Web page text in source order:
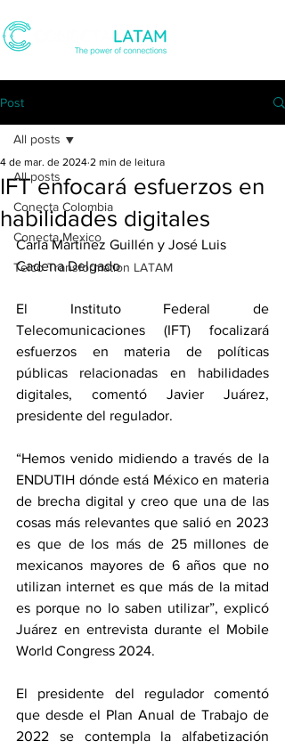
Post
All posts
Conecta Colombia
Conecta Mexico
Telco Transformation LATAM
All posts
IFT enfocará esfuerzos en
habilidades digitales
4 de mar. de 2024 2 min de leitura
Carla Martínez Guillén y José Luis
Cadena Delgado
El Instituto Federal de
Telecomunicaciones (IFT) focalizará
esfuerzos en materia de políticas
públicas relacionadas en habilidades
digitales, comentó Javier Juárez,
presidente del regulador.
“Hemos venido midiendo a través de la
ENDUTIH dónde está México en materia
de brecha digital y creo que una de las
cosas más relevantes que salió en 2023
es que de los más de 25 millones de
mexicanos mayores de 6 años que no
utilizan internet es que más de la mitad
es porque no lo saben utilizar”, explicó
Juárez en entrevista durante el Mobile
World Congress 2024.
El presidente del regulador comentó
que desde el Plan Anual de Trabajo de
2022 se contempla la alfabetización